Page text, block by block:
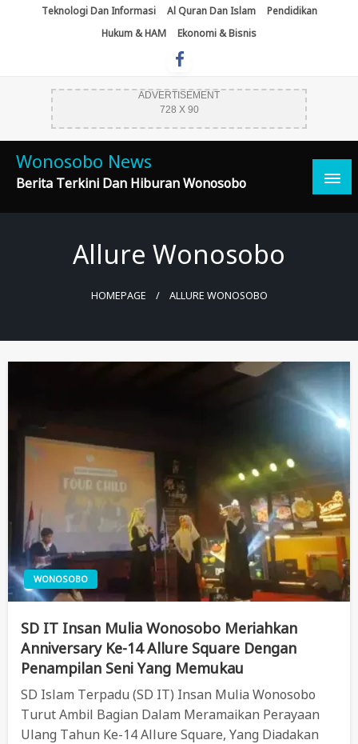
Teknologi Dan Informasi Al Quran Dan Islam
Pendidikan
Hukum & HAM
Ekonomi & Bisnis
ADVERTISEMENT
728 X 90
Wonosobo News
Berita Terkini Dan Hiburan Wonosobo
Allure Wonosobo
HOMEPAGE ALLURE WONOSOBO
WONOSOBO
SD IT Insan Mulia Wonosobo Meriahkan
Anniversary Ke-14 Allure Square Dengan
Penampilan Seni Yang Memukau
SD Islam Terpadu (SD IT) Insan Mulia Wonosobo
Turut Ambil Bagian Dalam Meramaikan Perayaan
Ulang Tahun Ke-14 Allure Square, Yang Diadakan